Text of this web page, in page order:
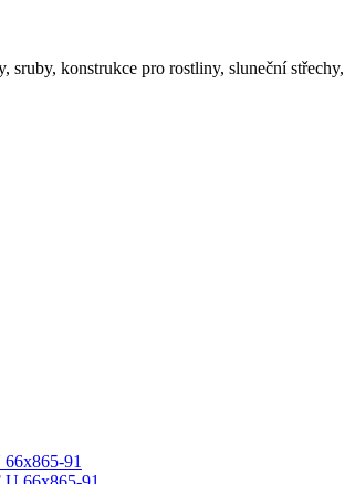
sruby, konstrukce pro rostliny, sluneční střechy,
91